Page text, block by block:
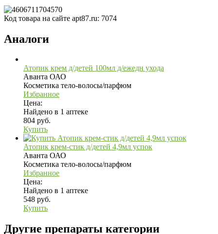
Код товара на сайте apt87.ru: 7074
Аналоги
Атопик крем д/детей 100мл д/ежедн ухода
Аванта ОАО
Косметика тело-волосы/парфюм
Избранное
Цена:
Найдено в 1 аптеке
804 руб.
Купить
Атопик крем-стик д/детей 4,9мл успок
Аванта ОАО
Косметика тело-волосы/парфюм
Избранное
Цена:
Найдено в 1 аптеке
548 руб.
Купить
Другие препараты категории